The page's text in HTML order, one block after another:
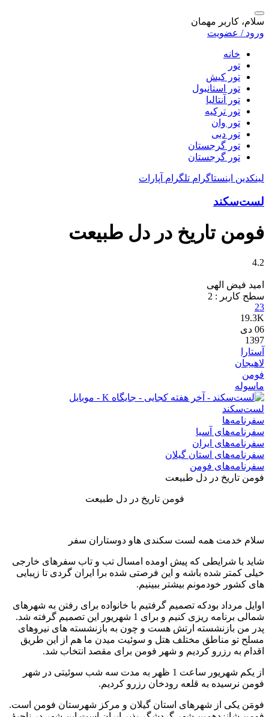
سلام، کاربر مهمان
ورود / عضویت
خانه
تور
تور کیش
تور استانبول
تور آنتالیا
تور ترکیه
تور وان
تور دبی
تور گرجستان
تور گرجستان
لینکدین اینستاگرام تلگرام آپارات
لست‌سکند
فومن تاریخ در دل طبیعت
4.2
امید فیض الهی
سطح کاربر : 2
23
19.3K
06 دی
1397
آستارا
لاهیجان
فومن
ماسوله
لست‌سکند
سفرنامه‌ها
سفرنامه‌های آسیا
سفرنامه‌های ایران
سفرنامه‌های استان گیلان
سفرنامه‌های فومن
فومن تاریخ در دل طبیعت
فومن تاریخ در دل طبیعت
سلام خدمت همه لست سکندی هاو دوستاران سفر
شاید با شرایطی که پیش اومده امسال تب و تاب سفرهای خارجی
خیلی کمتر شده باشه و این فرصتی شده برا ایران گردی تا زیبایی
های کشور خودمونم بیشتر ببینیم.
اوایل مرداد بودکه تصمیم گرفتیم با خانواده برای رفتن به شهرهای
شمالی برنامه ریزی کنیم و برای 1 شهریور این تصمیم گرفته شد.
پدر من بازنشسته ارتش هست و چون به بازنشسته های نیروهای
مسلح تو مناطق مختلف هتل و سوئیت میدن ما هم از این طریق
اقدام به رزرو کردیم و شهر فومن برای مقصد انتخاب شد.
از یکم شهریور ساعت 1 ظهر به مدت سه شب سوئیتی در شهر
فومن نرسیده به قلعه رودخان رزرو کردیم.
فومَن یکی از شهرهای استان گیلان و مرکز شهرستان فومن است.